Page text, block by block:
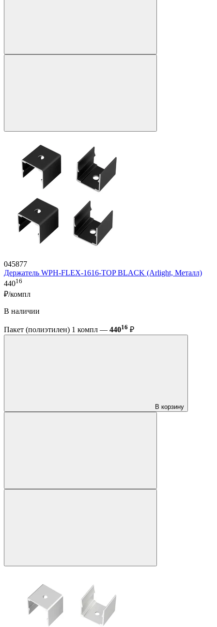
045877
Держатель WPH-FLEX-1616-TOP BLACK (Arlight, Металл)
44016
₽/компл
В наличии
Пакет (полиэтилен) 1 компл — 44016 ₽
В корзину